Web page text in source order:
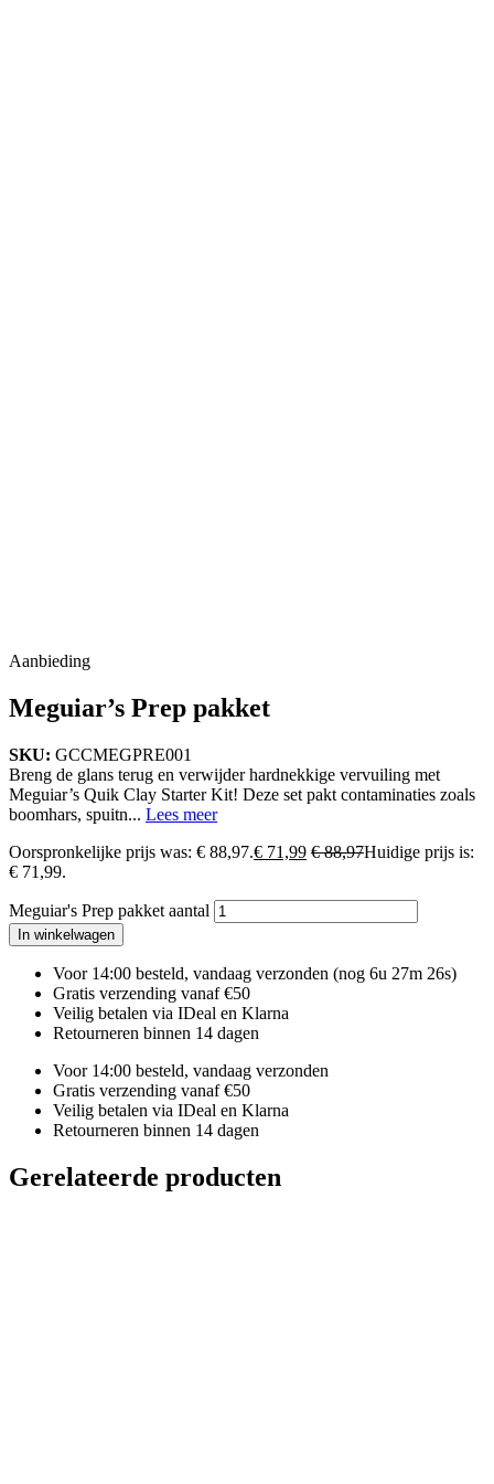
Aanbieding
Meguiar’s Prep pakket
SKU: GCCMEGPRE001
Breng de glans terug en verwijder hardnekkige vervuiling met
Meguiar’s Quik Clay Starter Kit! Deze set pakt contaminaties zoals
boomhars, spuitn... Lees meer
Oorspronkelijke prijs was: € 88,97.€ 71,99 €88,97Huidige prijs is:
€ 71,99.
Meguiar's Prep pakket aantal
In winkelwagen
Voor 14:00 besteld, vandaag verzonden (nog 6u 27m 25s)
Gratis verzending vanaf €50
Veilig betalen via IDeal en Klarna
Retourneren binnen 14 dagen
Voor 14:00 besteld, vandaag verzonden
Gratis verzending vanaf €50
Veilig betalen via IDeal en Klarna
Retourneren binnen 14 dagen
Gerelateerde producten